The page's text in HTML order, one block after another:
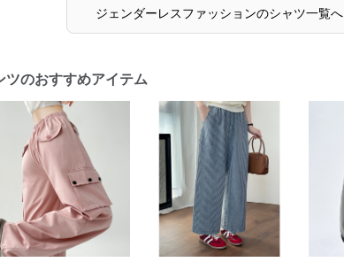
ジェンダーレスファッションのシャツ一覧へ
ツのおすすめアイテム